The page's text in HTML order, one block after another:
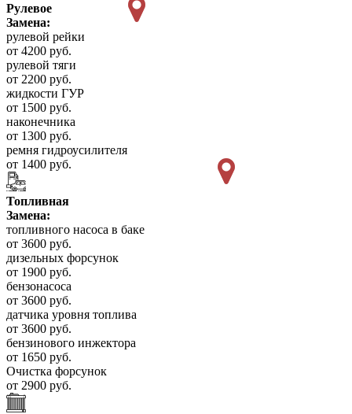
Рулевое
Замена:
рулевой рейки
от 4200 руб.
рулевой тяги
от 2200 руб.
жидкости ГУР
от 1500 руб.
наконечника
от 1300 руб.
ремня гидроусилителя
от 1400 руб.
Топливная
Замена:
топливного насоса в баке
от 3600 руб.
дизельных форсунок
от 1900 руб.
бензонасоса
от 3600 руб.
датчика уровня топлива
от 3600 руб.
бензинового инжектора
от 1650 руб.
Очистка форсунок
от 2900 руб.